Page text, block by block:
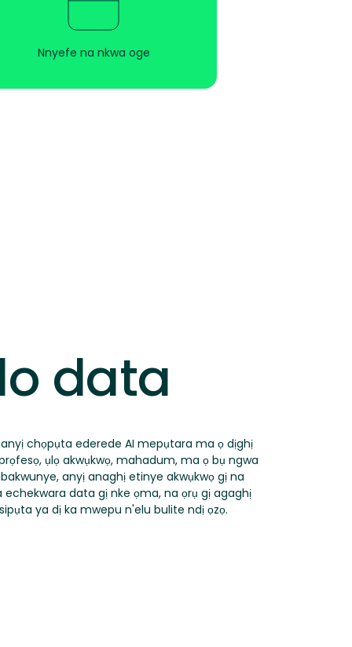
Nnyefe na nkwa oge
data
chọpụta ederede AI mepụtara ma ọ dịghị
ụlọ akwụkwọ, mahadum, ma ọ bụ ngwa
anyị anaghị etinye akwụkwọ gị na
echekwara data gị nke ọma, na ọrụ gị agaghị
ya dị ka mwepu n'elu bulite ndị ọzọ.